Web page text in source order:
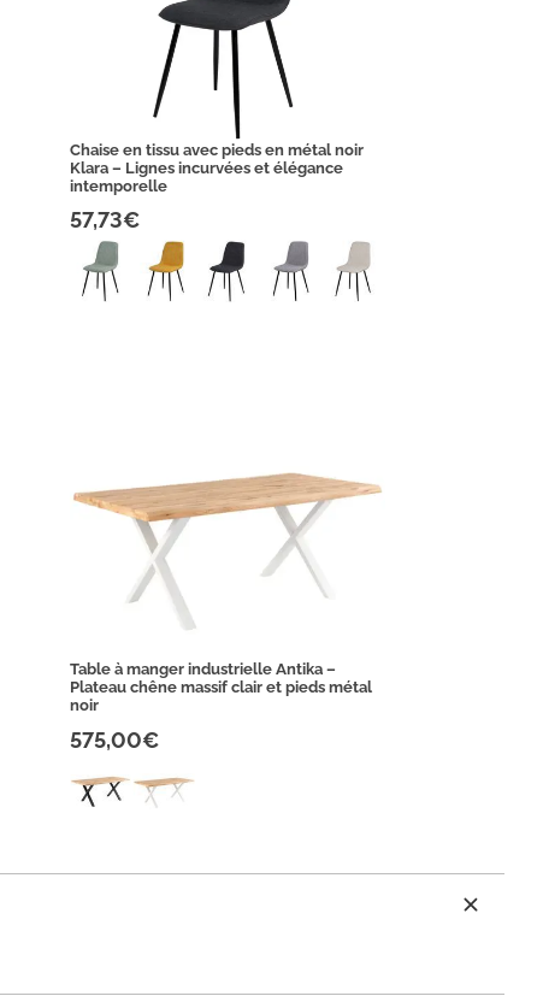
Chaise en tissu avec pieds en métal noir
Klara – Lignes incurvées et élégance
intemporelle
57,73€
Table à manger industrielle Antika –
Plateau chêne massif clair et pieds métal
noir
575,00€